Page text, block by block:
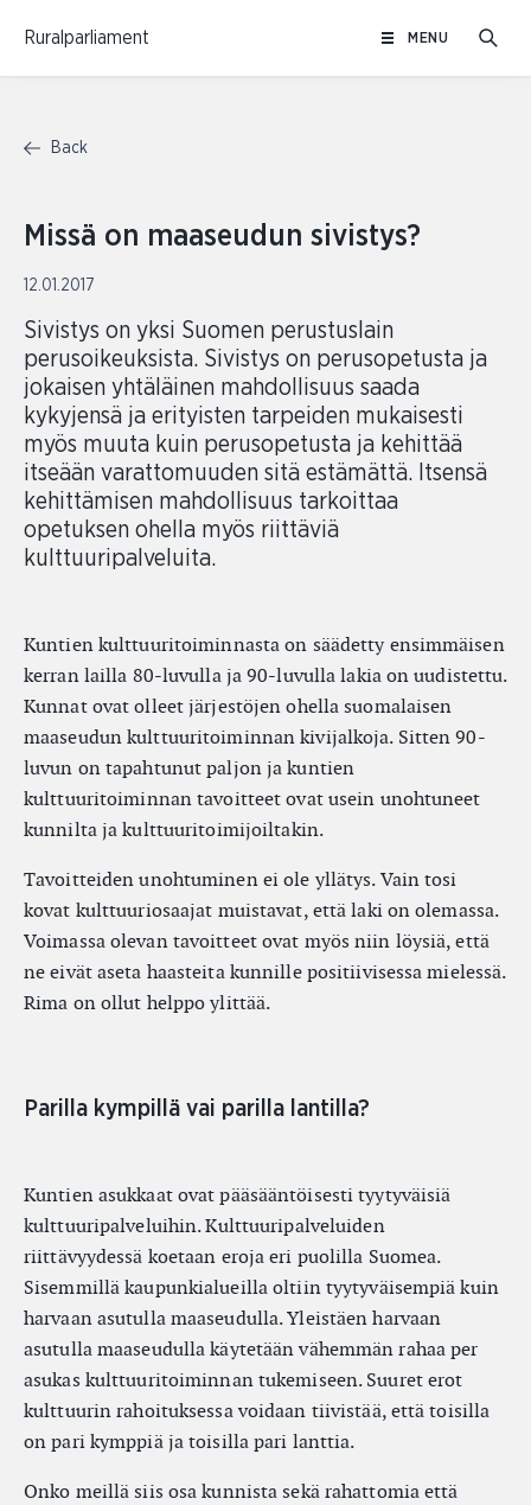
Ruralparliament MENU
Back
Missä on maaseudun sivistys?
12.01.2017
Sivistys on yksi Suomen perustuslain
perusoikeuksista. Sivistys on perusopetusta ja
jokaisen yhtäläinen mahdollisuus saada
kykyjensä ja erityisten tarpeiden mukaisesti
myös muuta kuin perusopetusta ja kehittää
itseään varattomuuden sitä estämättä. Itsensä
kehittämisen mahdollisuus tarkoittaa
opetuksen ohella myös riittäviä
kulttuuripalveluita.
Kuntien kulttuuritoiminnasta on säädetty ensimmäisen
kerran lailla 80-luvulla ja 90-luvulla lakia on uudistettu.
Kunnat ovat olleet järjestöjen ohella suomalaisen
maaseudun kulttuuritoiminnan kivijalkoja. Sitten 90-
luvun on tapahtunut paljon ja kuntien
kulttuuritoiminnan tavoitteet ovat usein unohtuneet
kunnilta ja kulttuuritoimijoiltakin.
Tavoitteiden unohtuminen ei ole yllätys. Vain tosi
kovat kulttuuriosaajat muistavat, että laki on olemassa.
Voimassa olevan tavoitteet ovat myös niin löysiä, että
ne eivät aseta haasteita kunnille positiivisessa mielessä.
Rima on ollut helppo ylittää.
Parilla kympillä vai parilla lantilla?
Kuntien asukkaat ovat pääsääntöisesti tyytyväisiä
kulttuuripalveluihin. Kulttuuripalveluiden
riittävyydessä koetaan eroja eri puolilla Suomea.
Sisemmillä kaupunkialueilla oltiin tyytyväisempiä kuin
harvaan asutulla maaseudulla. Yleistäen harvaan
asutulla maaseudulla käytetään vähemmän rahaa per
asukas kulttuuritoiminnan tukemiseen. Suuret erot
kulttuurin rahoituksessa voidaan tiivistää, että toisilla
on pari kymppiä ja toisilla pari lanttia.
Onko meillä siis osa kunnista sekä rahattomia että